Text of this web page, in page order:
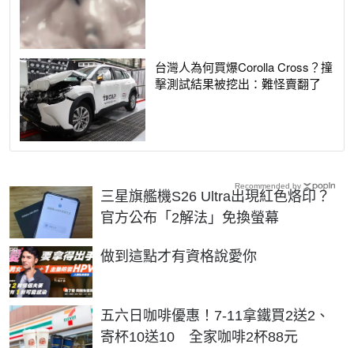
台灣人為何買爆Corolla Cross？撞
擊測試結果被挖出：難怪賣翻了
三星旗艦機S26 Ultra出現紅色烙印？
官方公布「2解法」免換螢幕
做到這點才有資格說愛你
PR
五六日咖啡優惠！7-11拿鐵買2送2、
寄杯10送10 全家咖啡2杯88元
Recommended by